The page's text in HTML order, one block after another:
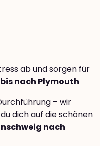
ab und sorgen für
nach Plymouth
– wir
dich auf die schönen
nach